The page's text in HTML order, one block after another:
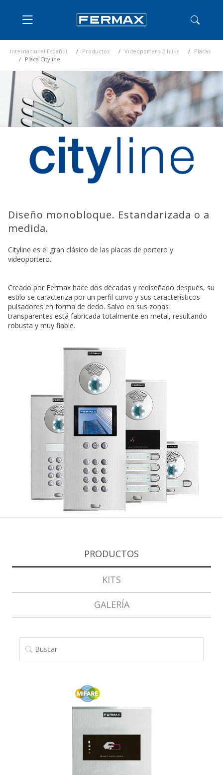
Internacional Español Productos Videoportero 2 hilos
Placas
Placa Cityline
Diseño monobloque. Estandarizada o a
medida.
Cityline es el gran clásico de las placas de portero y
videoportero.
Creado por Fermax hace dos décadas y rediseñado después, su
estilo se caracteriza por un perfil curvo y sus característicos
pulsadores en forma de dedo. Salvo en sus zonas
transparentes está fabricada totalmente en metal, resultando
robusta y muy fiable.
PRODUCTOS
KITS
GALERÍA
BUSCAR